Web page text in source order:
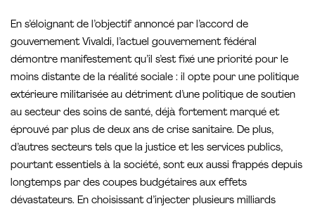
En s’éloignant de l’objectif annoncé par l’accord de
gouvernement Vivaldi, l’actuel gouvernement fédéral
démontre manifestement qu’il s’est fixé une priorité pour le
moins distante de la réalité sociale : il opte pour une politique
extérieure militarisée au détriment d’une politique de soutien
au secteur des soins de santé, déjà fortement marqué et
éprouvé par plus de deux ans de crise sanitaire. De plus,
d’autres secteurs tels que la justice et les services publics,
pourtant essentiels à la société, sont eux aussi frappés depuis
longtemps par des coupes budgétaires aux effets
dévastateurs. En choisissant d’injecter plusieurs milliards